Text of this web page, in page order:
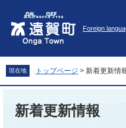
先
頭
を
飛
Foreign
現在地 トップページ > 新着更新情
新着更新情報